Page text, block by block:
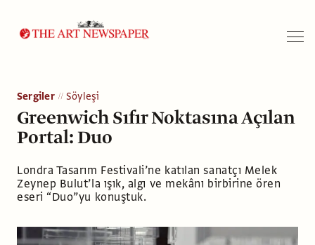
Sergiler Söyleşi
Greenwich Sıfır Noktasına Açılan
Portal: Duo
Londra Tasarım Festivali’ne katılan sanatçı Melek
Zeynep Bulut’la ışık, algı ve mekânı birbirine ören
eseri “Duo”yu konuştuk.